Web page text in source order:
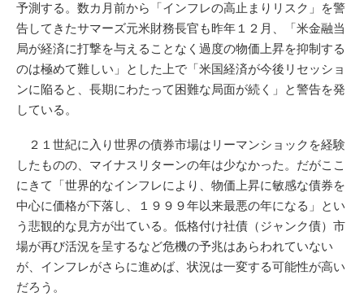
予測する。数カ月前から「インフレの高止まりリスク」を警
告してきたサマーズ元米財務長官も昨年１２月、「米金融当
局が経済に打撃を与えることなく過度の物価上昇を抑制する
のは極めて難しい」とした上で「米国経済が今後リセッショ
ンに陥ると、長期にわたって困難な局面が続く」と警告を発
している。
２１世紀に入り世界の債券市場はリーマンショックを経験
したものの、マイナスリターンの年は少なかった。だがここ
にきて「世界的なインフレにより、物価上昇に敏感な債券を
中心に価格が下落し、１９９９年以来最悪の年になる」とい
う悲観的な見方が出ている。低格付け社債（ジャンク債）市
場が再び活況を呈するなど危機の予兆はあらわれていない
が、インフレがさらに進めば、状況は一変する可能性が高い
だろう。